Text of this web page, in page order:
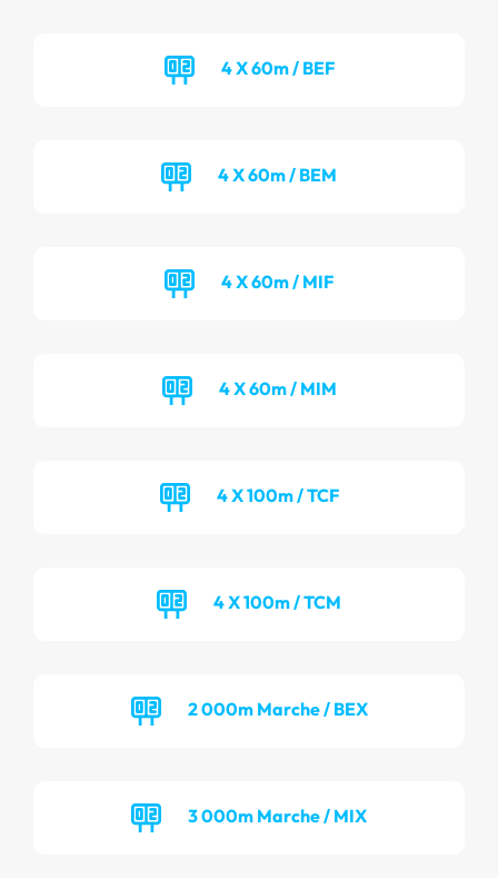
4 X 60m / BEF
4 X 60m / BEM
4 X 60m / MIF
4 X 60m / MIM
4 X 100m / TCF
4 X 100m / TCM
2 000m Marche / BEX
3 000m Marche / MIX